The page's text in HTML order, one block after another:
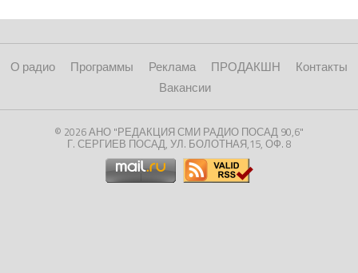
О радио Программы Реклама ПРОДАКШН
Контакты
Вакансии
© 2026 АНО "РЕДАКЦИЯ СМИ РАДИО ПОСАД 90,6"
Г. СЕРГИЕВ ПОСАД, УЛ. БОЛОТНАЯ,15, ОФ. 8